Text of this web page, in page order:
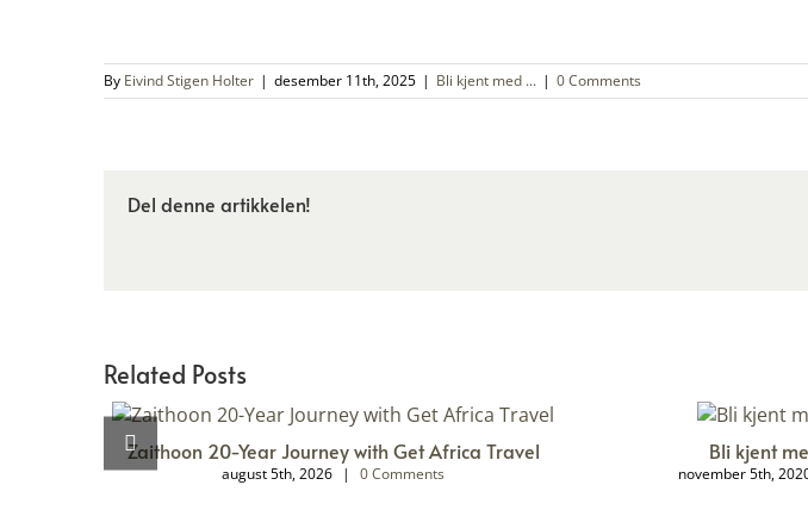
By Eivind Stigen Holter | desember 11th, 2025 | Bli kjent med ... | 0 Comments
Del denne artikkelen!
Related Posts
Zaithoon 20-Year Journey with Get Africa Travel
august 5th, 2026 | 0 Comments
Bli kjent
november 5th,